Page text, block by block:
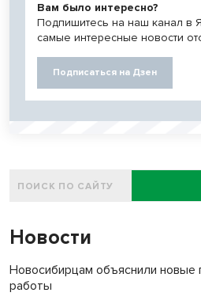
Вам было интересно?
Подпишитесь на наш канал в
самые интересные новости
Подписаться на Дзен
Новости
Новосибирцам объяснили новые
работы